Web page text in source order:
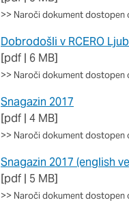
>> Naroči dokument dostopen
Dobrodošli v RCERO
[pdf | 6 MB]
>> Naroči dokument dostopen
Snagazin 2017
[pdf | 4 MB]
>> Naroči dokument dostopen
Snagazin 2017 (english
[pdf | 5 MB]
>> Naroči dokument dostopen
S temi piškotki
našega spletnega
opazujemo, kako se
in anonimni. Če
Piškotki za ciljno
Te piškotke nastavijo
izdelavo profila vaših
mestih. Pri delu
teh piškotkov, ne